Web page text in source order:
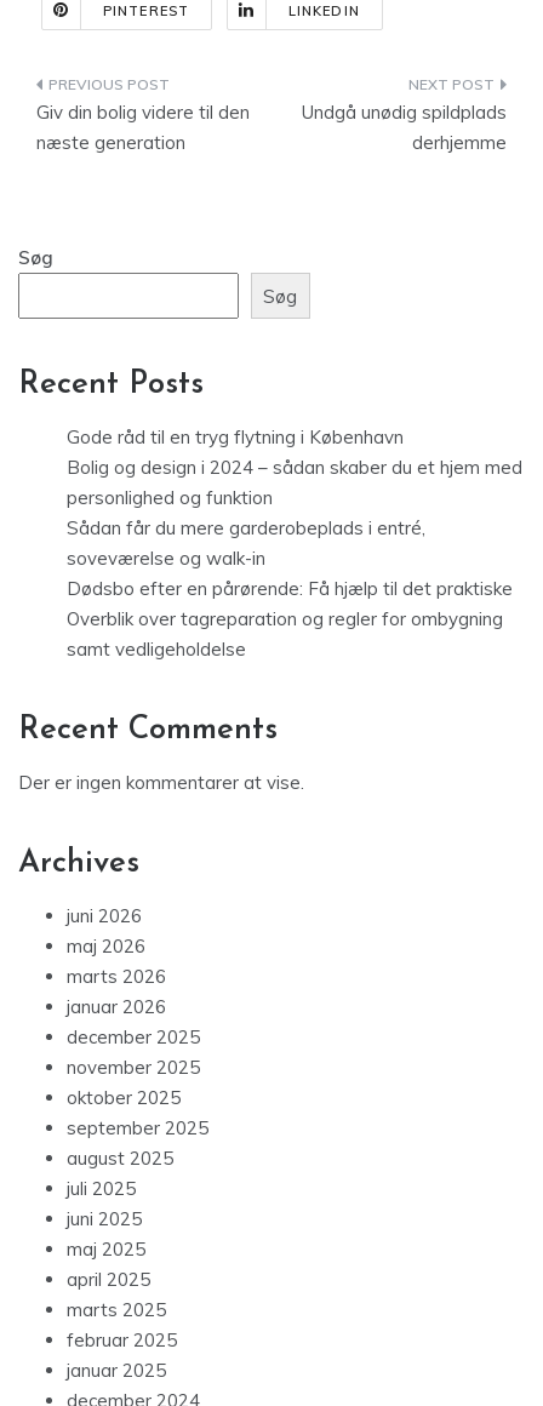
PINTEREST LINKEDIN
Indlægsnavigation
Giv din bolig videre til den
næste generation
Undgå unødig spildplads
derhjemme
Søg
Søg
Recent Posts
Gode råd til en tryg flytning i København
Bolig og design i 2024 – sådan skaber du et hjem med
personlighed og funktion
Sådan får du mere garderobeplads i entré,
soveværelse og walk-in
Dødsbo efter en pårørende: Få hjælp til det praktiske
Overblik over tagreparation og regler for ombygning
samt vedligeholdelse
Recent Comments
Der er ingen kommentarer at vise.
Archives
juni 2026
maj 2026
marts 2026
januar 2026
december 2025
november 2025
oktober 2025
september 2025
august 2025
juli 2025
juni 2025
maj 2025
april 2025
marts 2025
februar 2025
januar 2025
december 2024